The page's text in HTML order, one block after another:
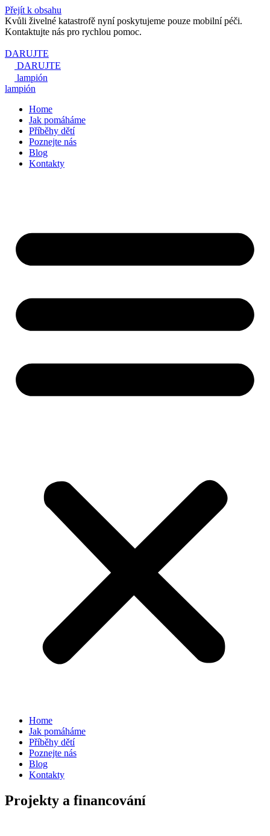
Přejít k obsahu
Kvůli živelné katastrofě nyní poskytujeme pouze mobilní péči.
Kontaktujte nás pro rychlou pomoc.
DARUJTE
DARUJTE
lampión
lampión
Home
Jak pomáháme
Příběhy dětí
Poznejte nás
Blog
Kontakty
Home
Jak pomáháme
Příběhy dětí
Poznejte nás
Blog
Kontakty
Projekty a financování